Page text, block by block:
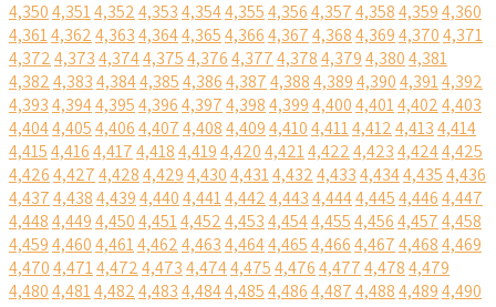
4,3504,3514,3524,3534,3544,3554,3564,3574,3584,3594,360
4,3614,3624,3634,3644,3654,3664,3674,3684,3694,3704,371
4,3724,3734,3744,3754,3764,3774,3784,3794,3804,381
4,3824,3834,3844,3854,3864,3874,3884,3894,3904,3914,392
4,3934,3944,3954,3964,3974,3984,3994,4004,4014,4024,403
4,4044,4054,4064,4074,4084,4094,4104,4114,4124,4134,414
4,4154,4164,4174,4184,4194,4204,4214,4224,4234,4244,425
4,4264,4274,4284,4294,4304,4314,4324,4334,4344,4354,436
4,4374,4384,4394,4404,4414,4424,4434,4444,4454,4464,447
4,4484,4494,4504,4514,4524,4534,4544,4554,4564,4574,458
4,4594,4604,4614,4624,4634,4644,4654,4664,4674,4684,469
4,4704,4714,4724,4734,4744,4754,4764,4774,4784,479
4,4804,4814,4824,4834,4844,4854,4864,4874,4884,4894,490